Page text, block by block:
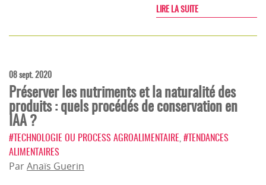
LIRE LA SUITE
08 sept. 2020
Préserver les nutriments et la naturalité des
produits : quels procédés de conservation en
IAA ?
#TECHNOLOGIE OU PROCESS AGROALIMENTAIRE #TENDANCES
ALIMENTAIRES
ParAnaïs Guerin